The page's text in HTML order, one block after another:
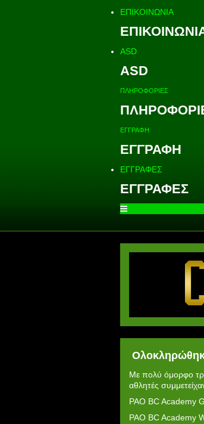
ΕΠΙΚΟΙΝΩΝΙΑ
ASD
ASD
ΠΛΗΡΟΦΟΡΙΕΣ
ΕΓΓΡΑΦΗ
ΕΓΓΡΑΦΗ
ΕΓΓΡΑΦΕΣ
ΕΓΓΡΑΦΕΣ
Με πολύ όμορφο
αθλητές
PAO BC Academy
PAO BC Academy